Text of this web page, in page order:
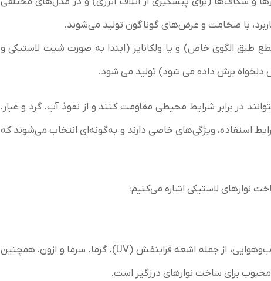
با ضخامت و عرض‌های گوناگون تولید می‌شوند.
طبق الگوی خاص) و یا ولکانایز (ابتدا به صورت شیت لاستیکی و
برش داده می شود) تولید می شود.
در برابر شرایط محیطی مقاومت کنند و از نفوذ آب، گرد و غبار،
استفاده، ویژگی‌های خاصی دارند و به‌گونه‌ای انتخاب می‌شوند که
نوارهای لاستیکی اشاره می‌کنیم:
ویژگی‌ها: EPDM به دلیل مقاومت بالا در برابر شرایط آب‌وهوایی، از جمله اشعه فرابنفش (UV)، گرما، سرما و ازون، همچنین
محبوب برای ساخت نوارهای درزگیر است.